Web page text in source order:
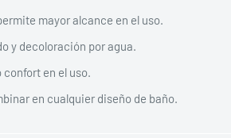
mayor alcance en el uso.
y decoloración por agua.
en el uso.
en cualquier diseño de baño.